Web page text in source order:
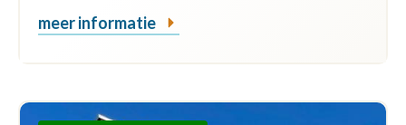
meer informatie